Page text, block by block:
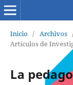
Inicio / Archivos
Artículos de
La